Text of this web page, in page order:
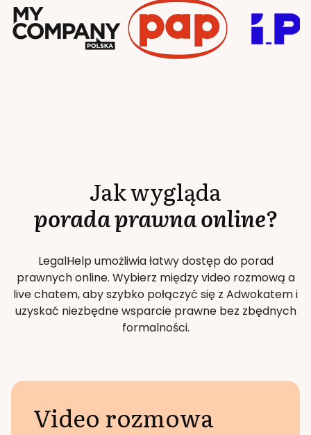
Jak wygląda
porada prawna online?
LegalHelp umożliwia łatwy dostęp do porad
prawnych online. Wybierz między video rozmową a
live chatem, aby szybko połączyć się z Adwokatem i
uzyskać niezbędne wsparcie prawne bez zbędnych
formalności.
Video rozmowa